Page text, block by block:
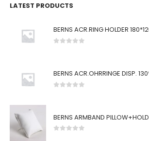
LATEST PRODUCTS
BERNS ARMBAND